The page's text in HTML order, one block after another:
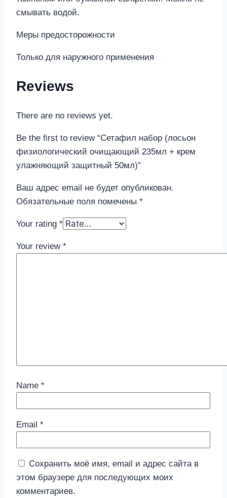
смывать водой.
Меры предосторожности
Только для наружного применения
Reviews
There are no reviews yet.
Be the first to review “Сетафил набор (лосьон
физиологический очищающий 235мл + крем
улажняющий защитный 50мл)”
Ваш адрес email не будет опубликован.
Обязательные поля помечены *
Your rating *
Your review *
Name *
Email *
Сохранить моё имя, email и адрес сайта в
этом браузере для последующих моих
комментариев.